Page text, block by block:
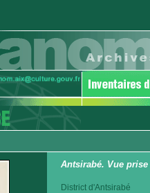
Antsirabé. Vue
District d'Antsirabé